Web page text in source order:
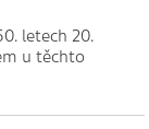
letech 20.
u těchto